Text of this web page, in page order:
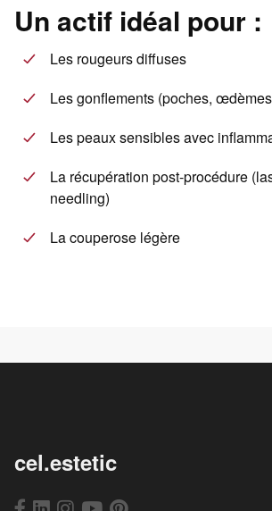
Un actif idéal pour :
Les rougeurs diffuses
Les gonflements (poches,
Les peaux sensibles avec
La récupération post-procédure
needling)
La couperose légère
cel.estetic